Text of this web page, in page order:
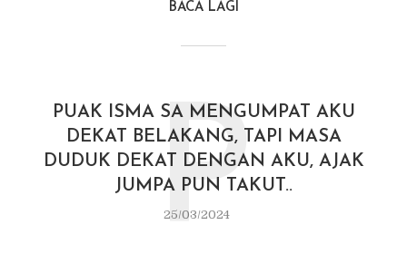
BACA LAGI
PUAK ISMA SA MENGUMPAT AKU
DEKAT BELAKANG, TAPI MASA
DUDUK DEKAT DENGAN AKU, AJAK
JUMPA PUN TAKUT..
25/03/2024
P